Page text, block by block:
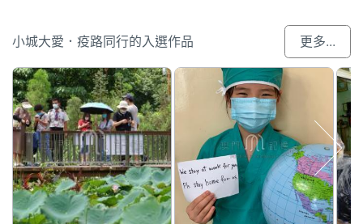
小城大愛．疫路同行的入選作品 更多...